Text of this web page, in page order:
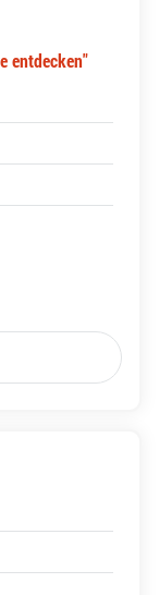
entdecken"